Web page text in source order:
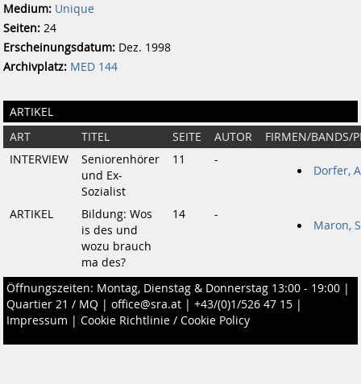
Medium: Unique
Seiten: 24
Erscheinungsdatum: Dez. 1998
Archivplatz: MED 144
ARTIKEL
ART TITEL SEITE AUTOR
FIRMEN/BANDS/
INTERVIEW
Seniorenhörer
und Ex-
Sozialist
11 -
Dorfer,
ARTIKEL
Bildung: Wos
is des und
wozu brauch
ma des?
14 -
Maron,
Öffnungszeiten: Montag, Dienstag & Donnerstag 13:00 - 19:00 |
Quartier 21 / MQ | office@sra.at | +43/(0)1/526 47 15 |
Impressum | Cookie Richtlinie / Cookie Policy